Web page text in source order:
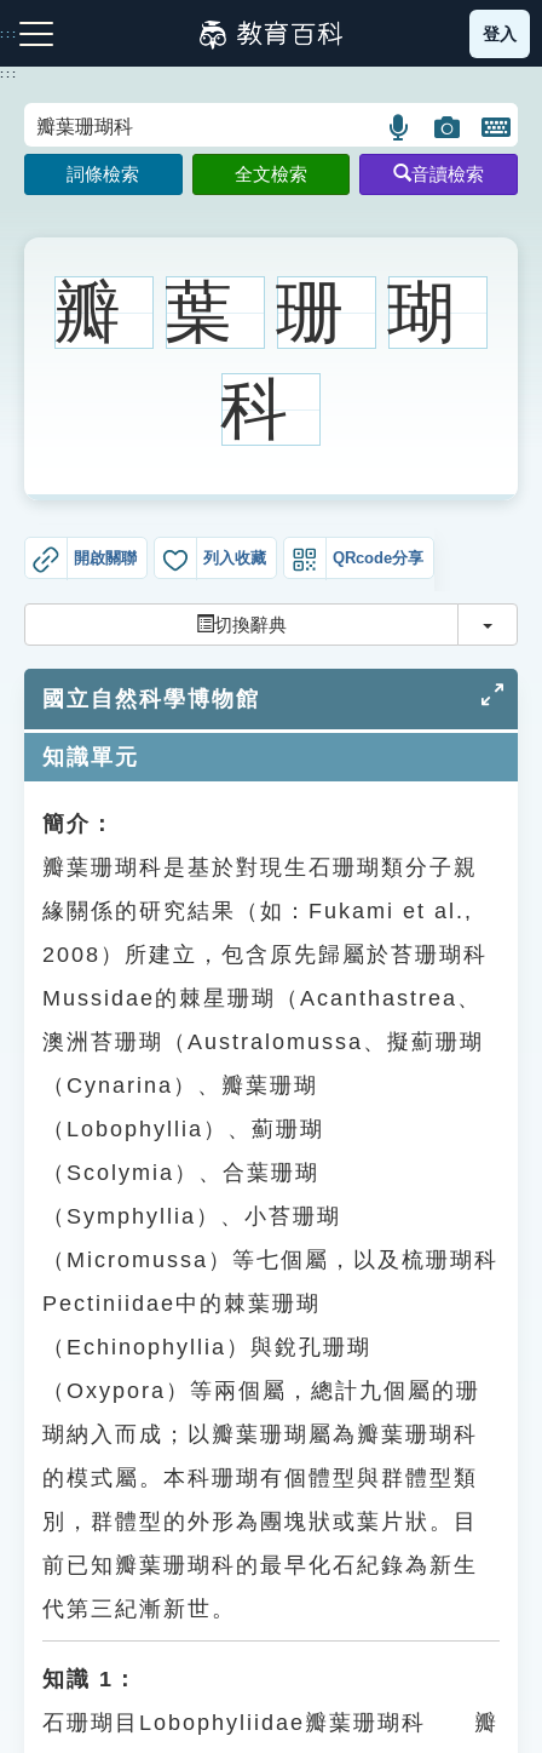
到
主
:::
注音索引圖示 筆畫索引圖示 部首索引表圖示
成語故事
索引選單
知識索引
生命大百科索引
遊戲專區
教學應用
貓頭鷹博士
登入
:::
語
言
搜
示
圖
片
搜
示
開
鍵
圖
詞條檢索 全文檢索 音讀檢索
瓣 葉 珊 瑚
科
開啟關聯 列入收藏 QRcode分享
切換辭典 切換
國立自然科學博物館
知識單元
簡介：
瓣葉珊瑚科是基於對現生石珊瑚類分子親
緣關係的研究結果（如：Fukami et al.,
2008）所建立，包含原先歸屬於苔珊瑚科
Mussidae的棘星珊瑚（Acanthastrea、
澳洲苔珊瑚（Australomussa、擬薊珊瑚
（Cynarina）、瓣葉珊瑚
（Lobophyllia）、薊珊瑚
（Scolymia）、合葉珊瑚
（Symphyllia）、小苔珊瑚
（Micromussa）等七個屬，以及梳珊瑚科
Pectiniidae中的棘葉珊瑚
（Echinophyllia）與銳孔珊瑚
（Oxypora）等兩個屬，總計九個屬的珊
瑚納入而成；以瓣葉珊瑚屬為瓣葉珊瑚科
的模式屬。本科珊瑚有個體型與群體型類
別，群體型的外形為團塊狀或葉片狀。目
前已知瓣葉珊瑚科的最早化石紀錄為新生
代第三紀漸新世。
知識 1：
石珊瑚目Lobophyliidae瓣葉珊瑚科 瓣